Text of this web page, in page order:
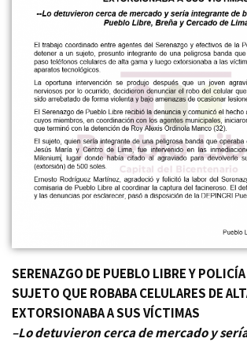
SERENAZGO DE PUEBLO LIBRE Y
SUJETO QUE ROBABA CELULARES DE
EXTORSIONABA A SUS VÍCTIMAS
–Lo detuvieron cerca de mercado y